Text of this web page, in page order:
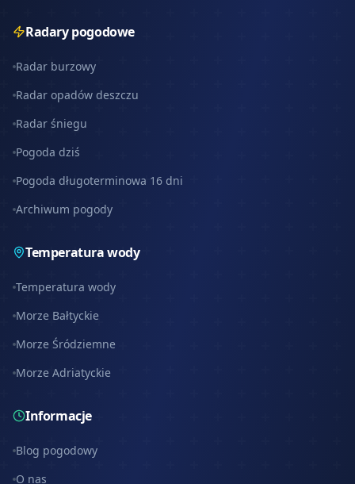
Radary pogodowe
Radar burzowy
Radar opadów deszczu
Radar śniegu
Pogoda dziś
Pogoda długoterminowa 16 dni
Archiwum pogody
Temperatura wody
Temperatura wody
Morze Bałtyckie
Morze Śródziemne
Morze Adriatyckie
Informacje
Blog pogodowy
O nas